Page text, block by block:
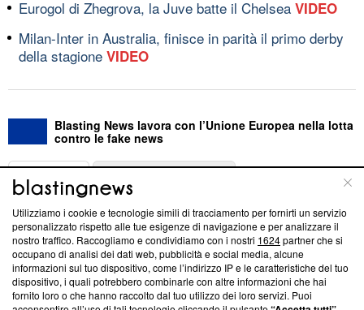
Eurogol di Zhegrova, la Juve batte il Chelsea VIDEO
Milan-Inter in Australia, finisce in parità il primo derby
della stagione VIDEO
Blasting News lavora con l’Unione Europea nella lotta
contro le fake news
ABOUT
Questa sezione offre informazioni trasparenti su Blasting
News, sui nostri processi editoriali e su come ci impegniamo a
creare news di qualità. Inoltre, afferma la nostra aderenza a
‘Trust Project - News with Integrity’Blasting News non è
ancora membro del programma, ma ha richiesto di farne
Utilizziamo i cookie e tecnologie simili di tracciamento per fornirti un servizio
personalizzato rispetto alle tue esigenze di navigazione e per analizzare il
nostro traffico. Raccogliamo e condividiamo con i nostri 1624partner che si
occupano di analisi dei dati web, pubblicità e social media, alcune
informazioni sul tuo dispositivo, come l’indirizzo IP e le caratteristiche del tuo
dispositivo, i quali potrebbero combinarle con altre informazioni che hai
fornito loro o che hanno raccolto dal tuo utilizzo dei loro servizi. Puoi